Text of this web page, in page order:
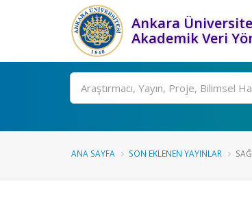
Ankara
Akademik Veri
Ara
ANA SAYFA SON EKLENEN YAYINLAR